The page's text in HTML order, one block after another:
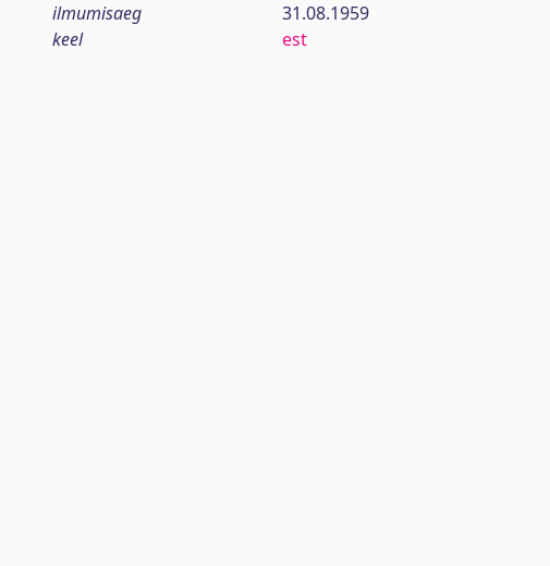
ilmumisaeg
31.08.1959
keel
est